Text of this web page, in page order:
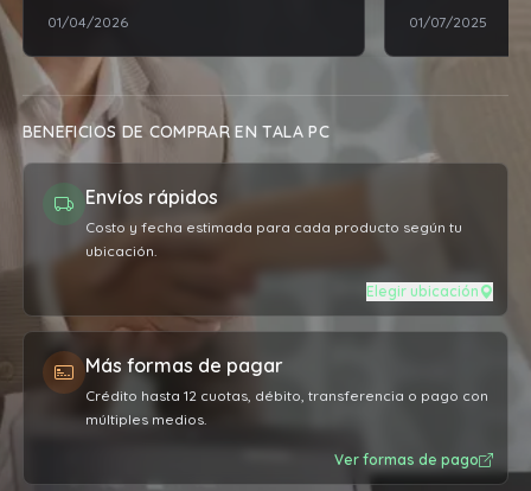
01/04/2026 01/07/2025
BENEFICIOS DE COMPRAR EN TALA PC
Envíos rápidos
Costo y fecha estimada para cada producto según tu
ubicación.
Elegir ubicación
Más formas de pagar
Crédito hasta 12 cuotas, débito, transferencia o pago con
múltiples medios.
Ver formas de pago